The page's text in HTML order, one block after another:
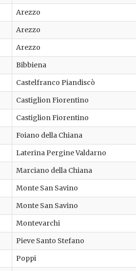
Arezzo
Arezzo
Arezzo
Bibbiena
Castelfranco Piandiscò
Castiglion Fiorentino
Castiglion Fiorentino
Foiano della Chiana
Laterina Pergine Valdarno
Marciano della Chiana
Monte San Savino
Monte San Savino
Montevarchi
Pieve Santo Stefano
Poppi